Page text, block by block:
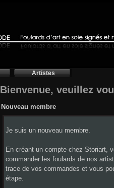
Artistes
Bienvenue, veuillez
Nouveau membre
Je suis un nouveau membre.
En créant un compte chez Storiart,
commander les foulards de nos
trace de vos commandes et vous
étape.